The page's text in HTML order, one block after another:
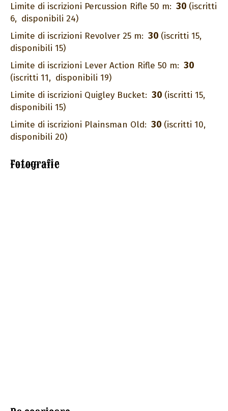
Limite di iscrizioni Percussion Rifle 50 m: 30 (iscritti
6, disponibili 24)
Limite di iscrizioni Revolver 25 m: 30 (iscritti 15,
disponibili 15)
Limite di iscrizioni Lever Action Rifle 50 m: 30
(iscritti 11, disponibili 19)
Limite di iscrizioni Quigley Bucket: 30 (iscritti 15,
disponibili 15)
Limite di iscrizioni Plainsman Old: 30 (iscritti 10,
disponibili 20)
Fotografie